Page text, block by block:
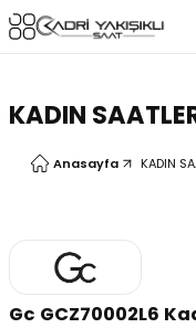
KADIN
Anasayfa KADIN
Gc GCZ70002L6
Geri
Geri